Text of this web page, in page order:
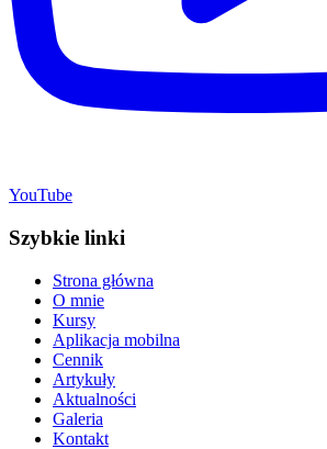
YouTube
Szybkie linki
Strona główna
O mnie
Kursy
Aplikacja mobilna
Cennik
Artykuły
Aktualności
Galeria
Kontakt